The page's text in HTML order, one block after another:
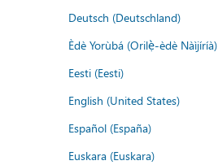
Deutsch (Deutschland)
Èdè Yorùbá (Orilẹ̀-èdè Nàìjíríà)
Eesti (Eesti)
English (United States)
Español (España)
Euskara (Euskara)